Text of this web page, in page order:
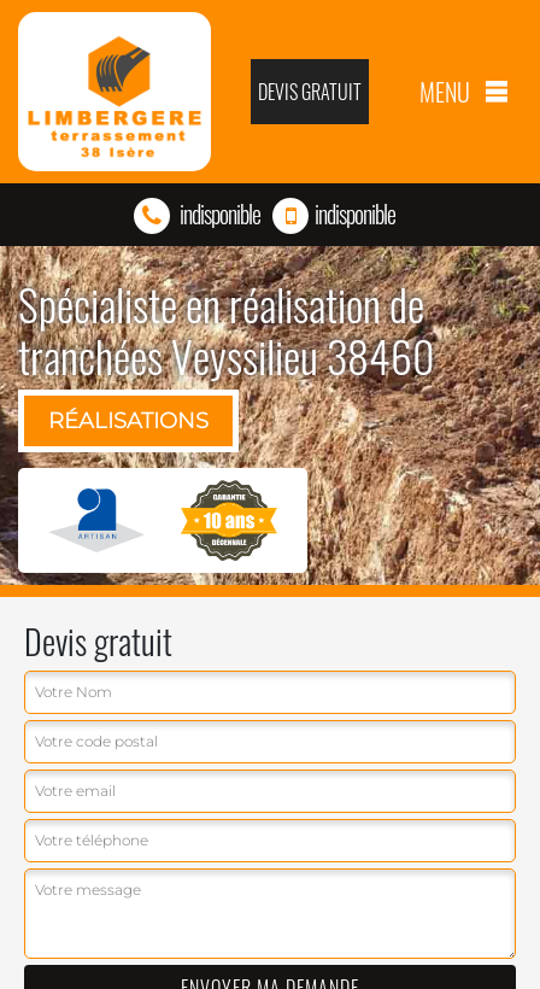
DEVIS GRATUIT MENU
indisponible indisponible
Spécialiste en réalisation de
tranchées Veyssilieu 38460
RÉALISATIONS
Devis gratuit